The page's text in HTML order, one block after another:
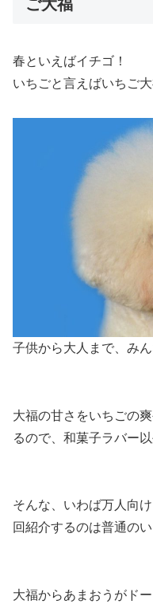
ご大福
春といえばイチゴ！
いちごと言えばいちご大
子供から大人まで、み
大福の甘さをいちごの
るので、和菓子ラバー
そんな、いわば万人向
回紹介するのは普通の
大福からあまおうがド